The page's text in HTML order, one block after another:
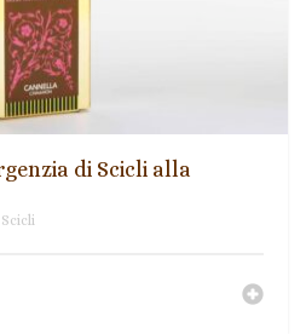
di Scicli alla